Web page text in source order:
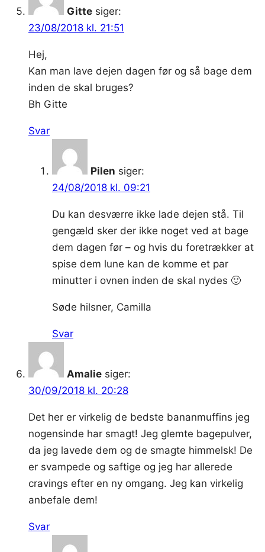
Gitte siger:
23/08/2018 kl. 21:51
Hej,
Kan man lave dejen dagen før og så bage dem
inden de skal bruges?
Bh Gitte
Svar
Pilen siger:
24/08/2018 kl. 09:21
Du kan desværre ikke lade dejen stå. Til
gengæld sker der ikke noget ved at bage
dem dagen før – og hvis du foretrækker at
spise dem lune kan de komme et par
minutter i ovnen inden de skal nydes 🙂
Søde hilsner, Camilla
Svar
Amalie siger:
30/09/2018 kl. 20:28
Det her er virkelig de bedste bananmuffins jeg
nogensinde har smagt! Jeg glemte bagepulver,
da jeg lavede dem og de smagte himmelsk! De
er svampede og saftige og jeg har allerede
cravings efter en ny omgang. Jeg kan virkelig
anbefale dem!
Svar